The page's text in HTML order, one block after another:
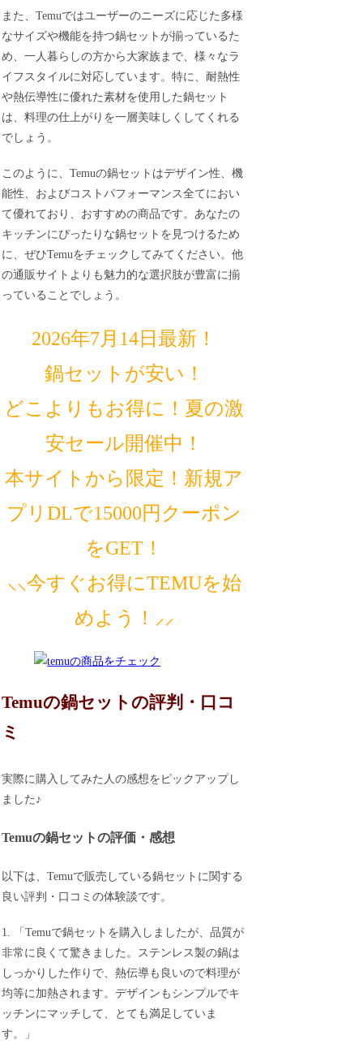
また、Temuではユーザーのニーズに応じた多様
なサイズや機能を持つ鍋セットが揃っているた
め、一人暮らしの方から大家族まで、様々なラ
イフスタイルに対応しています。特に、耐熱性
や熱伝導性に優れた素材を使用した鍋セット
は、料理の仕上がりを一層美味しくしてくれる
でしょう。
このように、Temuの鍋セットはデザイン性、機
能性、およびコストパフォーマンス全てにおい
て優れており、おすすめの商品です。あなたの
キッチンにぴったりな鍋セットを見つけるため
に、ぜひTemuをチェックしてみてください。他
の通販サイトよりも魅力的な選択肢が豊富に揃
っていることでしょう。
2026年7月14日最新！
鍋セットが安い！
どこよりもお得に！夏の激
安セール開催中！
本サイトから限定！新規ア
プリDLで15000円クーポン
をGET！
⸜⸜今すぐお得にTEMUを始
めよう！⸝⸝
Temuの鍋セットの評判・口コ
ミ
実際に購入してみた人の感想をピックアップし
ました♪
Temuの鍋セットの評価・感想
以下は、Temuで販売している鍋セットに関する
良い評判・口コミの体験談です。
1. 「Temuで鍋セットを購入しましたが、品質が
非常に良くて驚きました。ステンレス製の鍋は
しっかりした作りで、熱伝導も良いので料理が
均等に加熱されます。デザインもシンプルでキ
ッチンにマッチして、とても満足していま
す。」